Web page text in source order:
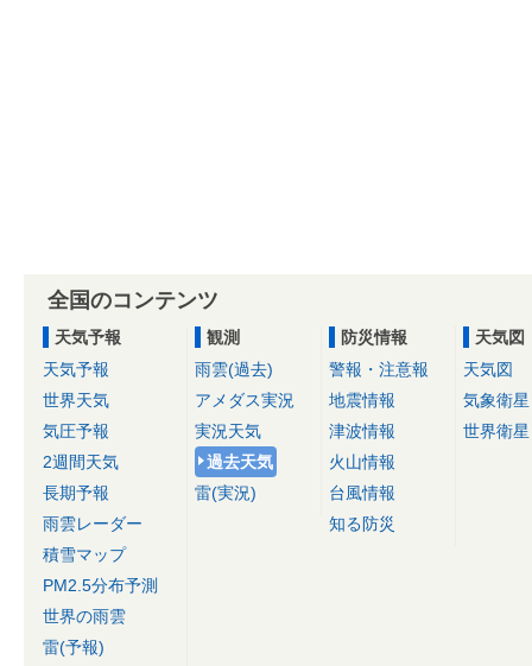
全国のコンテンツ
天気予報
天気予報
世界天気
気圧予報
2週間天気
長期予報
雨雲レーダー
積雪マップ
PM2.5分布予測
世界の雨雲
雷(予報)
観測
雨雲(過去)
アメダス実況
実況天気
過去天気
雷(実況)
防災情報
警報・注意報
地震情報
津波情報
火山情報
台風情報
知る防災
天気図
天気図
気象衛星
世界衛星